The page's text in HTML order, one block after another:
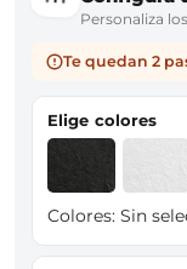
Personaliza
Te quedan 2
Elige colores
Colores: Sin